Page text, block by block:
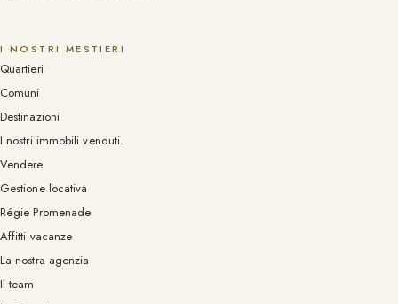
I NOSTRI MESTIERI
Quartieri
Comuni
Destinazioni
I nostri immobili venduti.
Vendere
Gestione locativa
Régie Promenade
Affitti vacanze
La nostra agenzia
Il team